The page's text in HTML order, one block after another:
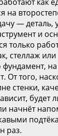
на
— деталь,
и
только
стеллаж
фундамент,
От того,
стенки,
будет
начнёт
раз.